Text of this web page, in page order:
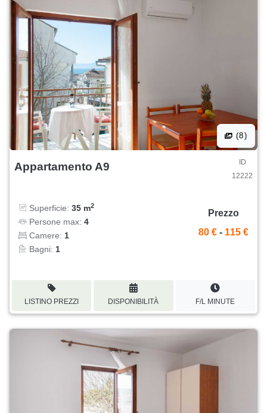
(8)
Appartamento A9
ID
12222
Superficie: 35 m2
Persone max: 4
Camere: 1
Bagni: 1
Prezzo
80 € - 115 €
LISTINO PREZZI DISPONIBILITÀ F/L MINUTE